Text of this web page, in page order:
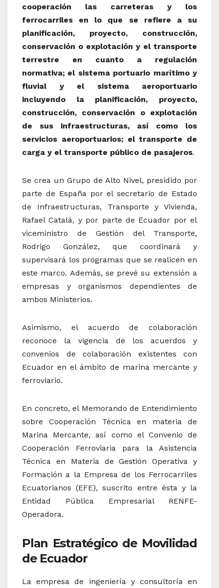
cooperación las carreteras y los
ferrocarriles en lo que se refiere a su
planificación, proyecto, construcción,
conservación o explotación y el transporte
terrestre en cuanto a regulación
normativa; el sistema portuario marítimo y
fluvial y el sistema aeroportuario
incluyendo la planificación, proyecto,
construcción, conservación o explotación
de sus infraestructuras, así como los
servicios aeroportuarios; el transporte de
carga y el transporte público de pasajeros.
Se crea un Grupo de Alto Nivel, presidido por
parte de España por el secretario de Estado
de Infraestructuras, Transporte y Vivienda,
Rafael Catalá, y por parte de Ecuador por el
viceministro de Gestión del Transporte,
Rodrigo González, que coordinará y
supervisará los programas que se realicen en
este marco. Además, se prevé su extensión a
empresas y organismos dependientes de
ambos Ministerios.
Asimismo, el acuerdo de colaboración
reconoce la vigencia de los acuerdos y
convenios de colaboración existentes con
Ecuador en el ámbito de marina mercante y
ferroviario.
En concreto, el Memorando de Entendimiento
sobre Cooperación Técnica en materia de
Marina Mercante, así como el Convenio de
Cooperación Ferroviaria para la Asistencia
Técnica en Materia de Gestión Operativa y
Formación a la Empresa de los Ferrocarriles
Ecuatorianos (EFE), suscrito entre ésta y la
Entidad Pública Empresarial RENFE-
Operadora.
Plan Estratégico de Movilidad
de Ecuador
La empresa de ingeniería y consultoría en